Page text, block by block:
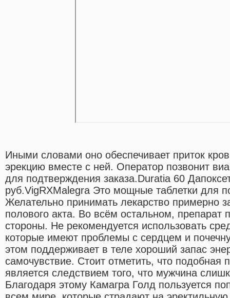
Иными словами оно обеспечивает приток
эрекцию вместе с ней. Оператор позвонит
для подтверждения заказа.Duratia 60
руб.VigRXMalegra Это мощные таблетки для
Желательно принимать лекарство примерно
полового акта. Во всём остальном, препарат
стороны. Не рекомендуется использовать
которые имеют проблемы с сердцем и
этом поддерживает в теле хороший запас
самочувствие. Стоит отметить, что подобная
является следствием того, что мужчина
Благодаря этому Камагра Голд пользуется